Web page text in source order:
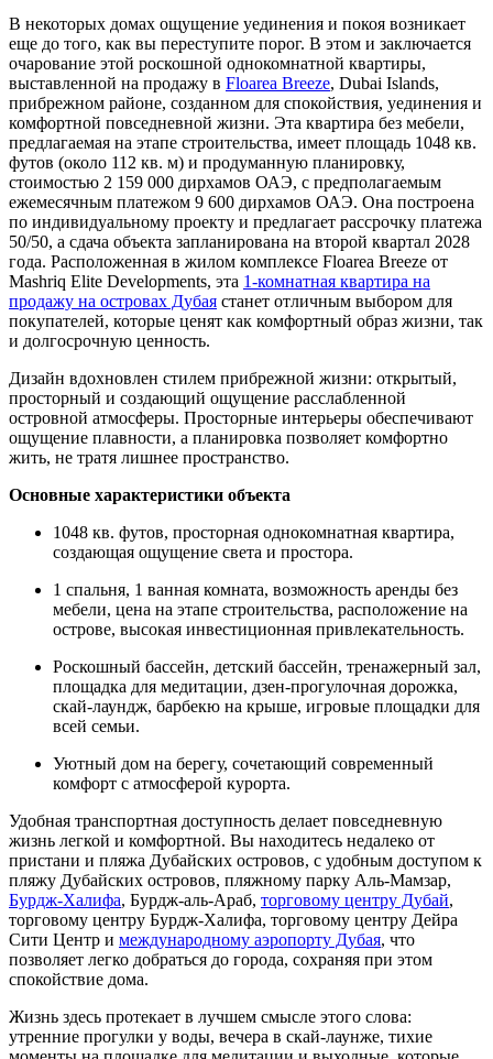
В некоторых домах ощущение уединения и покоя возникает
еще до того, как вы переступите порог. В этом и заключается
очарование этой роскошной однокомнатной квартиры,
выставленной на продажу в Floarea Breeze, Dubai Islands,
прибрежном районе, созданном для спокойствия, уединения и
комфортной повседневной жизни. Эта квартира без мебели,
предлагаемая на этапе строительства, имеет площадь 1048 кв.
футов (около 112 кв. м) и продуманную планировку,
стоимостью 2 159 000 дирхамов ОАЭ, с предполагаемым
ежемесячным платежом 9 600 дирхамов ОАЭ. Она построена
по индивидуальному проекту и предлагает рассрочку платежа
50/50, а сдача объекта запланирована на второй квартал 2028
года. Расположенная в жилом комплексе Floarea Breeze от
Mashriq Elite Developments, эта 1-комнатная квартира на
продажу на островах Дубая станет отличным выбором для
покупателей, которые ценят как комфортный образ жизни, так
и долгосрочную ценность.
Дизайн вдохновлен стилем прибрежной жизни: открытый,
просторный и создающий ощущение расслабленной
островной атмосферы. Просторные интерьеры обеспечивают
ощущение плавности, а планировка позволяет комфортно
жить, не тратя лишнее пространство.
Основные характеристики объекта
1048 кв. футов, просторная однокомнатная квартира,
создающая ощущение света и простора.
1 спальня, 1 ванная комната, возможность аренды без
мебели, цена на этапе строительства, расположение на
острове, высокая инвестиционная привлекательность.
Роскошный бассейн, детский бассейн, тренажерный зал,
площадка для медитации, дзен-прогулочная дорожка,
скай-лаундж, барбекю на крыше, игровые площадки для
всей семьи.
Уютный дом на берегу, сочетающий современный
комфорт с атмосферой курорта.
Удобная транспортная доступность делает повседневную
жизнь легкой и комфортной. Вы находитесь недалеко от
пристани и пляжа Дубайских островов, с удобным доступом к
пляжу Дубайских островов, пляжному парку Аль-Мамзар,
Бурдж-Халифа, Бурдж-аль-Араб, торговому центру Дубай,
торговому центру Бурдж-Халифа, торговому центру Дейра
Сити Центр и международному аэропорту Дубая, что
позволяет легко добраться до города, сохраняя при этом
спокойствие дома.
Жизнь здесь протекает в лучшем смысле этого слова:
утренние прогулки у воды, вечера в скай-лаунже, тихие